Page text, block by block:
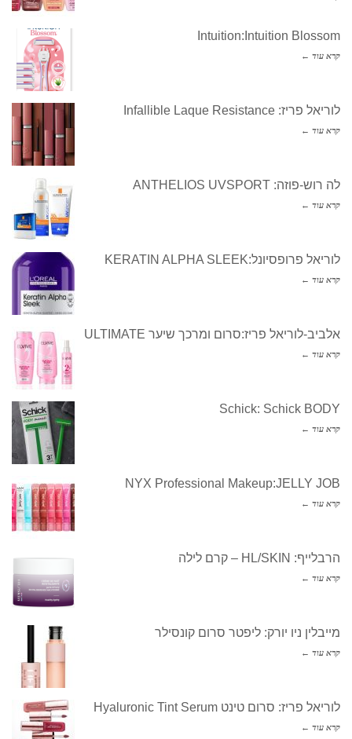
Intuition:Intuition Blossom
קרא עוד ←
לוריאל פריז: Infallible Laque Resistance
קרא עוד ←
לה רוש-פוזה: ANTHELIOS UVSPORT
קרא עוד ←
לוריאל פרופסיונל:KERATIN ALPHA SLEEK
קרא עוד ←
אלביב-לוריאל פריז:סרום ומרכך שיער ULTIMATE
קרא עוד ←
Schick: Schick BODY
קרא עוד ←
NYX Professional Makeup:JELLY JOB
קרא עוד ←
הרבלייף: HL/SKIN – קרם לילה
קרא עוד ←
מייבלין ניו יורק: ליפטר סרום קונסילר
קרא עוד ←
לוריאל פריז: סרום טינט Hyaluronic Tint Serum
קרא עוד ←